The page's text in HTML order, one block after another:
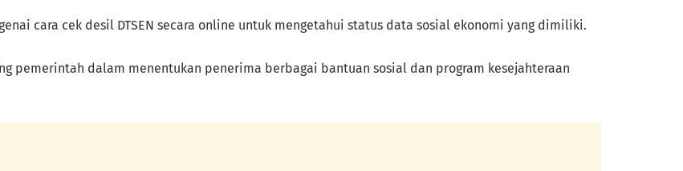
cara cek desil DTSEN secara online untuk mengetahui status data sosial ekonomi yang dimiliki.
pemerintah dalam menentukan penerima berbagai bantuan sosial dan program kesejahteraan